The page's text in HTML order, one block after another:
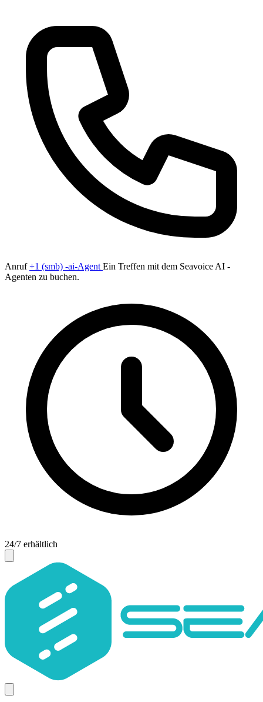
Anruf+1 (smb) -ai-Agent Ein Treffen mit dem Seavoice AI -
Agenten zu buchen.
24/7 erhältlich